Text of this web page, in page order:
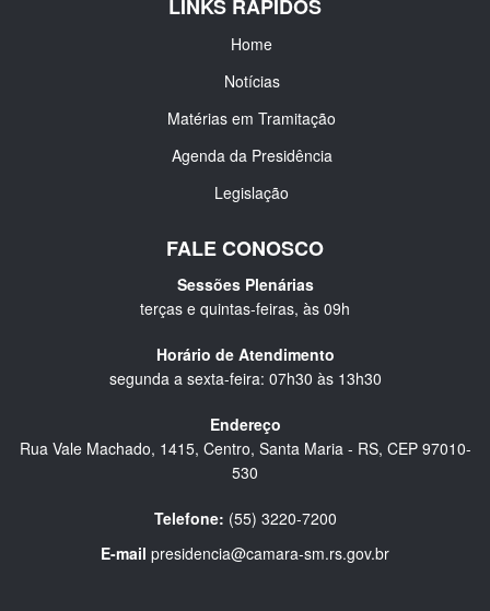
LINKS RÁPIDOS
Home
Notícias
Matérias em Tramitação
Agenda da Presidência
Legislação
FALE CONOSCO
Sessões Plenárias
terças e quintas-feiras, às 09h
Horário de Atendimento
segunda a sexta-feira: 07h30 às 13h30
Endereço
Rua Vale Machado, 1415, Centro, Santa Maria - RS, CEP 97010-
530
Telefone: (55) 3220-7200
E-mail presidencia@camara-sm.rs.gov.br